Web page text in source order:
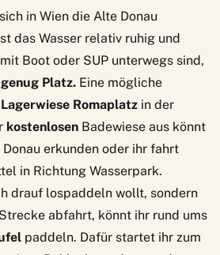
in Wien die Alte Donau
das Wasser relativ ruhig und
Boot oder SUP unterwegs sind,
genug Platz. Eine mögliche
Lagerwiese Romaplatz in der
kostenlosen Badewiese aus könnt
erkunden oder ihr fahrt
in Richtung Wasserpark.
drauf lospaddeln wollt, sondern
abfahrt, könnt ihr rund ums
paddeln. Dafür startet ihr zum